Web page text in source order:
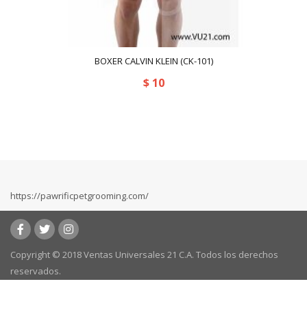
BOXER CALVIN KLEIN (CK-101)
$10
https://pawrificpetgrooming.com/
Copyright © 2018 Ventas Universales 21 C.A. Todos los derechos
reservados.